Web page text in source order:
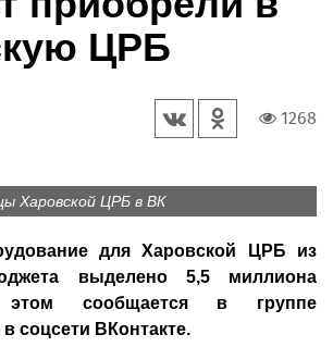
ЦРБ
1268
Харовской ЦРБ в ВК
для Харовской ЦРБ из
выделено 5,5 миллиона
сообщается в группе
соцсети ВКонтакте.